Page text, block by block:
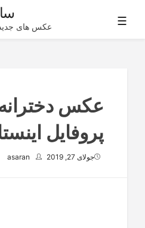
عکس های جدید ☰
عکس
پروفایل
جولای 27, 2019 asaran